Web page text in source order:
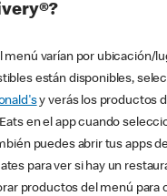
menú varían por ubicación/
están disponibles,
y verás los productos
en el app cuando
puedes abrir tus apps
para ver si hay un
productos del menú para